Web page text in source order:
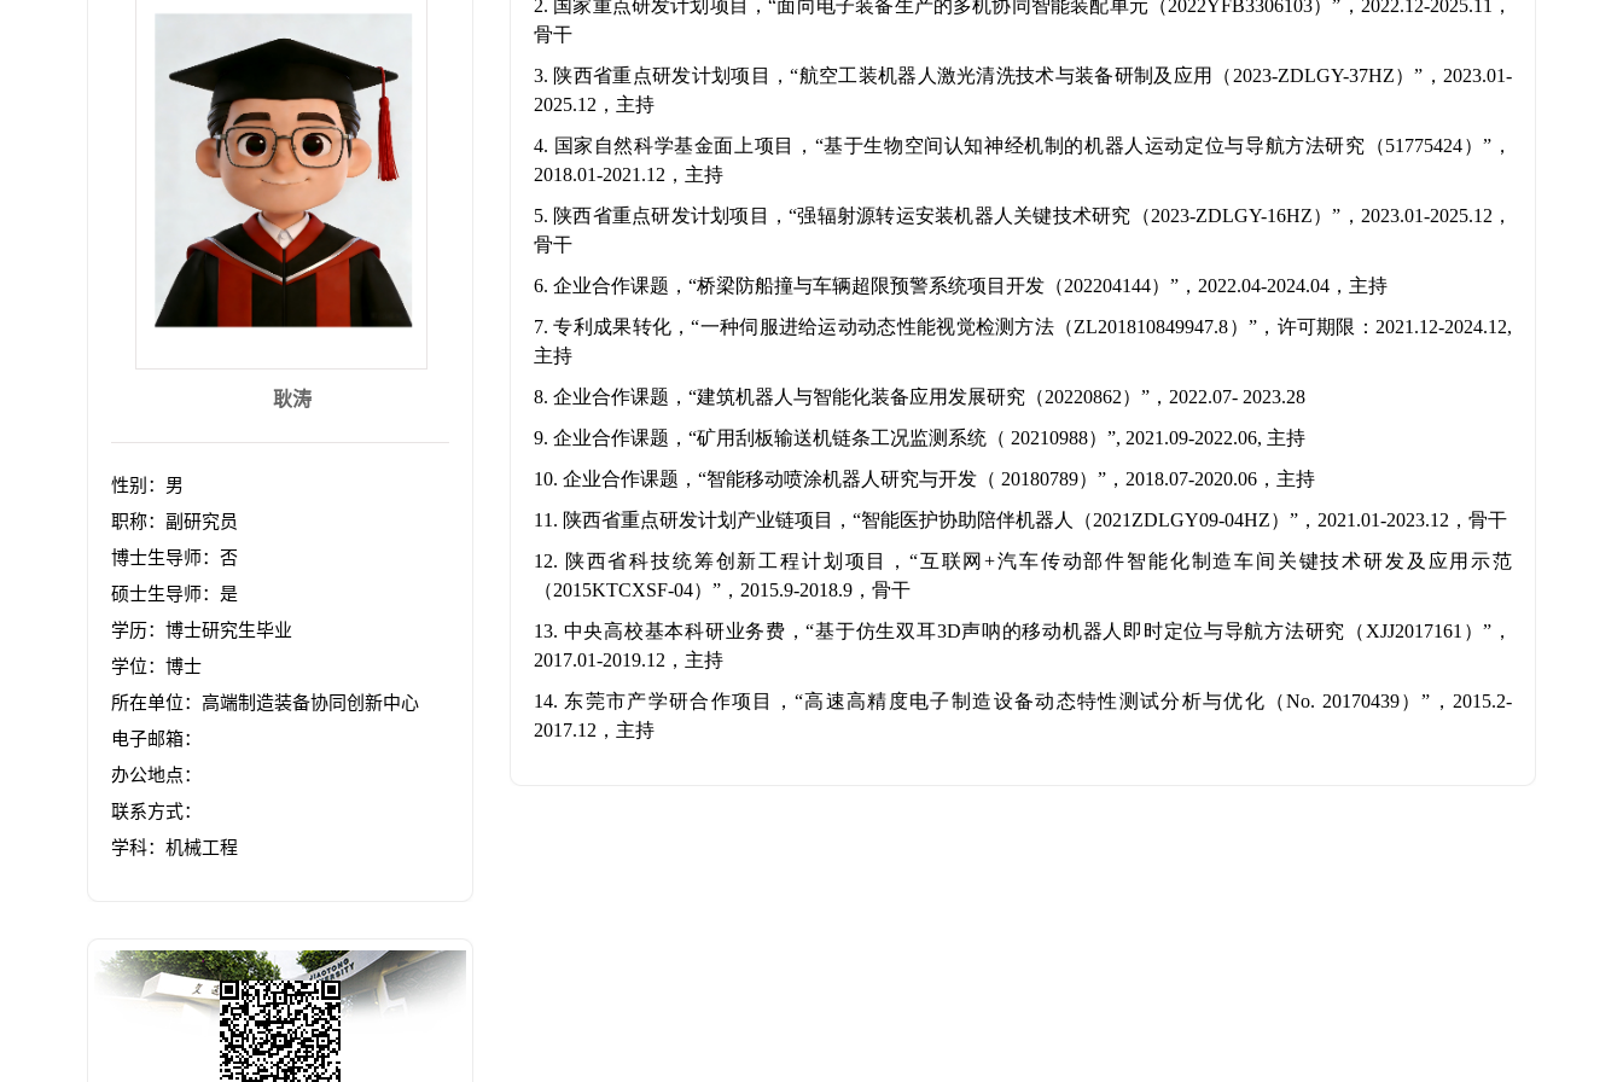
耿涛
性别：男
职称：副研究员
博士生导师：否
硕士生导师：是
学历：博士研究生毕业
学位：博士
所在单位：高端制造装备协同创新中心
电子邮箱：
办公地点：
联系方式：
学科：机械工程